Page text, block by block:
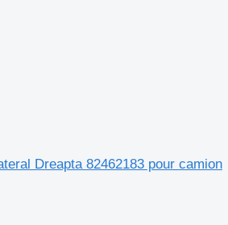
Dreapta 82462183 pour camion